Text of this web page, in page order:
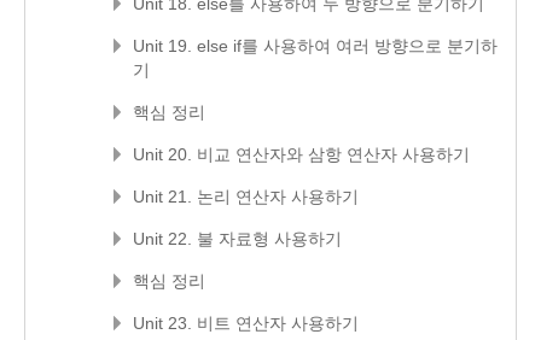
Unit 19. else if를 사용하여 여러 방향으로 분기하
기
핵심 정리
Unit 20. 비교 연산자와 삼항 연산자 사용하기
Unit 21. 논리 연산자 사용하기
Unit 22. 불 자료형 사용하기
핵심 정리
Unit 23. 비트 연산자 사용하기